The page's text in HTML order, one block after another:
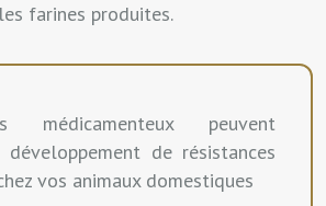
farines produites.
médicamenteux peuvent
de résistances
vos animaux domestiques